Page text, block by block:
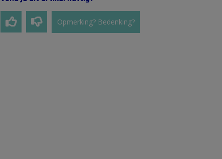
Opmerking? Bedenking?